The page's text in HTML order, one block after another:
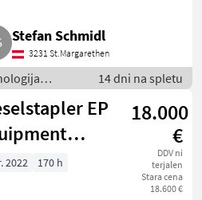
Stefan Schmidl
3231 St.Margarethen
in
/ Vilicar
14 dni na spletu
EP
18.000
€
DDV ni
terjalen
Stara cena
18.600 €
2022 170 h